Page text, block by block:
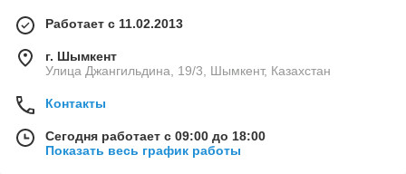
Работает с 11.02.2013
г. Шымкент
Улица Джангильдина, 19/3, Шымкент, Казахстан
Контакты
Сегодня работает с 09:00 до 18:00
Показать весь график работы